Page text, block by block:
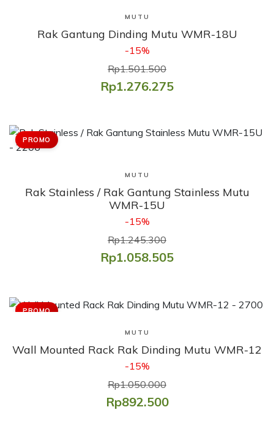
Lihat Produk
MUTU
Rak Gantung Dinding Mutu WMR-18U
-15%
Rp1.501.500
Rp1.276.275
PROMO
Lihat Produk
MUTU
Rak Stainless / Rak Gantung Stainless Mutu
WMR-15U
-15%
Rp1.245.300
Rp1.058.505
PROMO
Lihat Produk
MUTU
Wall Mounted Rack Rak Dinding Mutu WMR-12
-15%
Rp1.050.000
Rp892.500